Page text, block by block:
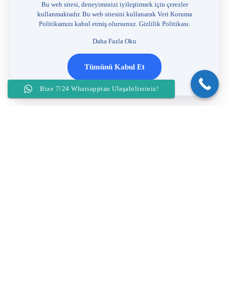
Bize her zaman, 7/24 e-posta gönderin!
info@hanifisahin.com.tr
Kadın kanserleri
Bu web sitesi, deneyiminizi iyileştirmek için çerezler
kullanmaktadır. Bu web sitesini kullanarak Veri Koruma
Politikamızı kabul etmiş olursunuz. Gizlilik Politikası.
Daha Fazla Oku
Tümünü Kabul Et
Bize 7/24 Whatsapptan Ulaşabilirsiniz!